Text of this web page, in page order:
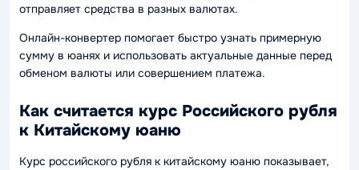
отправляет средства в разных валютах.
Онлайн-конвертер помогает быстро узнать примерную
сумму в юанях и использовать актуальные данные перед
обменом валюты или совершением платежа.
Как считается курс Российского рубля
к Китайскому юаню
Курс российского рубля к китайскому юаню показывает,